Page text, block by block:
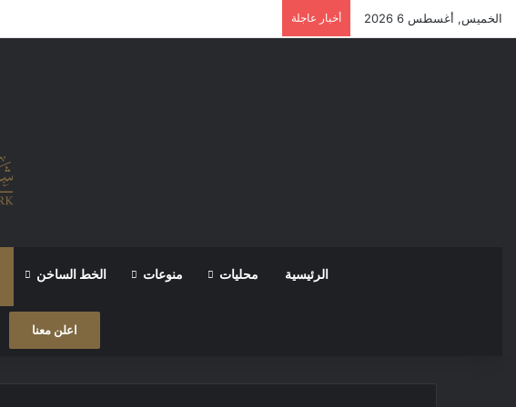
الخميس, أغسطس 6 2026 أخبار عاجلة
الرئيسية محليات منوعات الخط الساخن
اعلن معنا